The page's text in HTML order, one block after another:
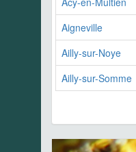
Aigneville
Ailly-sur-Noye
Ailly-sur-Somme